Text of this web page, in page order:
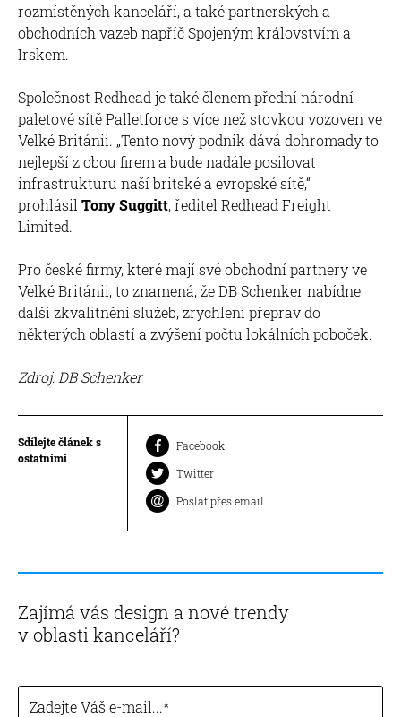
rozmístěných kanceláří, a také partnerských a
obchodních vazeb napříč Spojeným královstvím a
Irskem.
Společnost Redhead je také členem přední národní
paletové sítě Palletforce s více než stovkou vozoven ve
Velké Británii. „Tento nový podnik dává dohromady to
nejlepší z obou firem a bude nadále posilovat
infrastrukturu naší britské a evropské sítě,“
prohlásil Tony Suggitt, ředitel Redhead Freight
Limited.
Pro české firmy, které mají své obchodní partnery ve
Velké Británii, to znamená, že DB Schenker nabídne
další zkvalitnění služeb, zrychlení přeprav do
některých oblastí a zvýšení počtu lokálních poboček.
Zdroj:DB Schenker
Sdílejte článek s
ostatními
Facebook
Twitter
Poslat přes email
Zajímá vás design a nové trendy
v oblasti kanceláří?
Zadejte Váš e-mail...